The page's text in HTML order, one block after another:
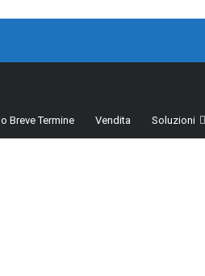
Breve Termine Vendita Soluzioni